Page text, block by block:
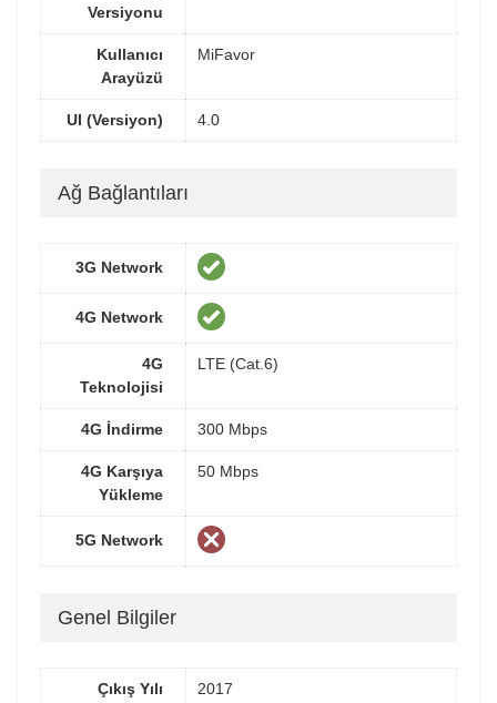
Versiyonu
Kullanıcı
Arayüzü
MiFavor
UI (Versiyon) 4.0
Ağ Bağlantıları
3G Network
4G Network
4G
Teknolojisi
LTE (Cat.6)
4G İndirme 300 Mbps
4G Karşıya
Yükleme
50 Mbps
5G Network
Genel Bilgiler
Çıkış Yılı 2017